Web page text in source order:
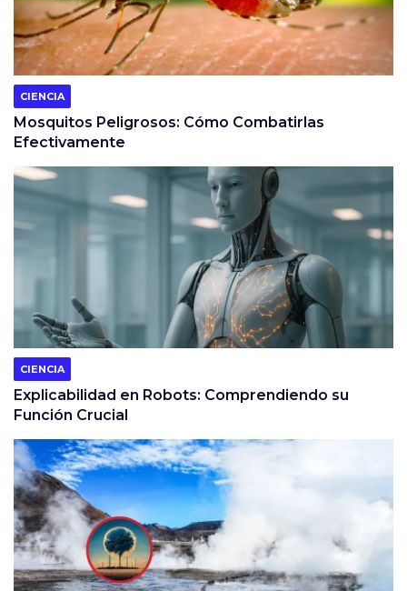
CIENCIA
Mosquitos Peligrosos: Cómo Combatirlas
Efectivamente
CIENCIA
Explicabilidad en Robots: Comprendiendo su
Función Crucial